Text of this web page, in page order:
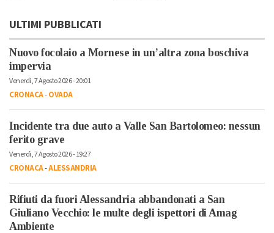
ULTIMI PUBBLICATI
Nuovo focolaio a Mornese in un’altra zona boschiva
impervia
Venerdì, 7 Agosto 2026 - 20:01
CRONACA-OVADA
Incidente tra due auto a Valle San Bartolomeo: nessun
ferito grave
Venerdì, 7 Agosto 2026 - 19:27
CRONACA-ALESSANDRIA
Rifiuti da fuori Alessandria abbandonati a San
Giuliano Vecchio: le multe degli ispettori di Amag
Ambiente